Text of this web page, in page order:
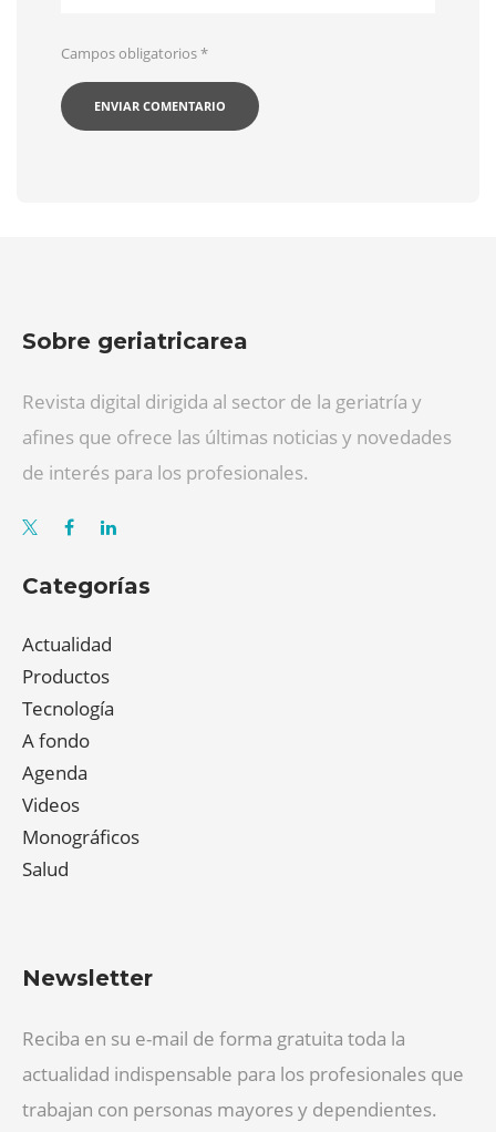
Campos obligatorios*
Sobre geriatricarea
Revista digital dirigida al sector de la geriatría y
afines que ofrece las últimas noticias y novedades
de interés para los profesionales.
Categorías
Actualidad
Productos
Tecnología
A fondo
Agenda
Videos
Monográficos
Salud
Newsletter
Reciba en su e-mail de forma gratuita toda la
actualidad indispensable para los profesionales que
trabajan con personas mayores y dependientes.